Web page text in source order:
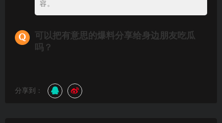
容。
可以把有意思的爆料分享给身边朋友吃瓜
吗？
分享到：